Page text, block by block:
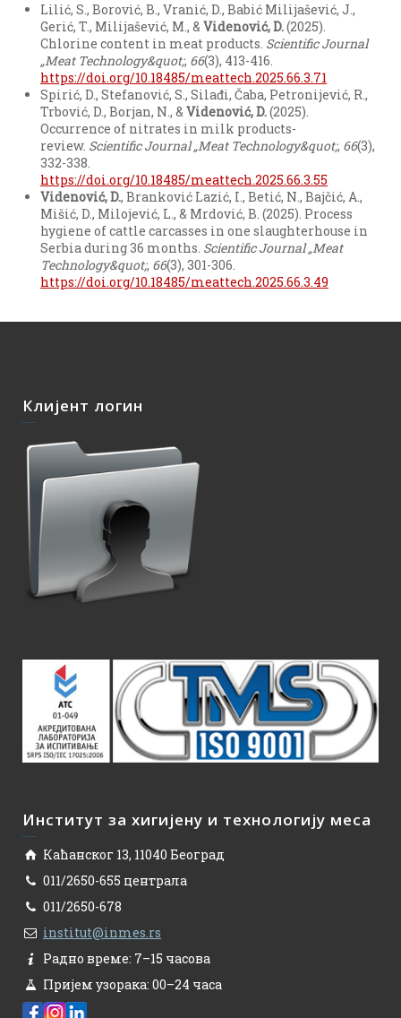
Lilić, S., Borović, B., Vranić, D., Babić Milijašević, J.,
Gerić, T., Milijašević, M., & Videnović, D.(2025).
Chlorine content in meat products. Scientific Journal
„Meat Technology&quot;, 66(3), 413-416.
https://doi.org/10.18485/meattech.2025.66.3.71
Spirić, D., Stefanović, S., Silađi, Čaba, Petronijević, R.,
Trbović, D., Borjan, N., & Videnović, D.(2025).
Occurrence of nitrates in milk products-
review. Scientific Journal „Meat Technology&quot;, 66(3),
332-338.
https://doi.org/10.18485/meattech.2025.66.3.55
Videnović, D., Branković Lazić, I., Betić, N., Bajčić, A.,
Mišić, D., Milojević, L., & Mrdović, B. (2025). Process
hygiene of cattle carcasses in one slaughterhouse in
Serbia during 36 months. Scientific Journal „Meat
Technology&quot;, 66(3), 301-306.
https://doi.org/10.18485/meattech.2025.66.3.49
Клијент логин
Институт за хигијену и технологију меса
Каћанског 13, 11040 Београд
011/2650-655 централа
011/2650-678
institut@inmes.rs
Радно време: 7–15 часова
Пријем узорака: 00–24 часа